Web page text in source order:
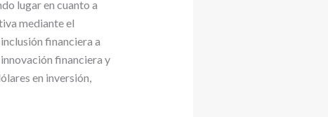
lugar en cuanto a
mediante el
financiera a
financiera y
en inversión,